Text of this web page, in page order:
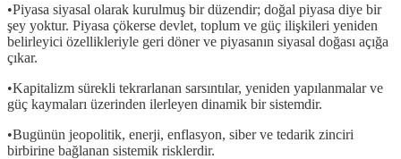
•Piyasa siyasal olarak kurulmuş bir düzendir; doğal piyasa diye bir
şey yoktur. Piyasa çökerse devlet, toplum ve güç ilişkileri yeniden
belirleyici özellikleriyle geri döner ve piyasanın siyasal doğası açığa
çıkar.
•Kapitalizm sürekli tekrarlanan sarsıntılar, yeniden yapılanmalar ve
güç kaymaları üzerinden ilerleyen dinamik bir sistemdir.
•Bugünün jeopolitik, enerji, enflasyon, siber ve tedarik zinciri
birbirine bağlanan sistemik risklerdir.